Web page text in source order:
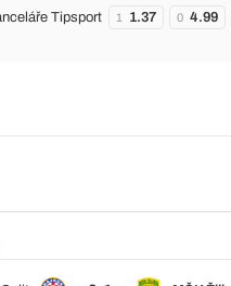
Tipsport 1 1.37 0 4.99